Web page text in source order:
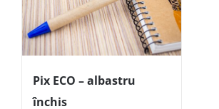
Pix ECO – albastru
închis